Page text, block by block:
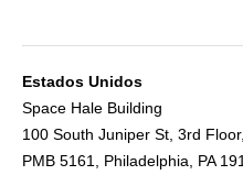
Estados Unidos
Space Hale Building
100 South Juniper St, 3rd Floor,
PMB 5161, Philadelphia, PA